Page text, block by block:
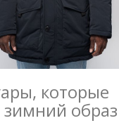
которые
образ